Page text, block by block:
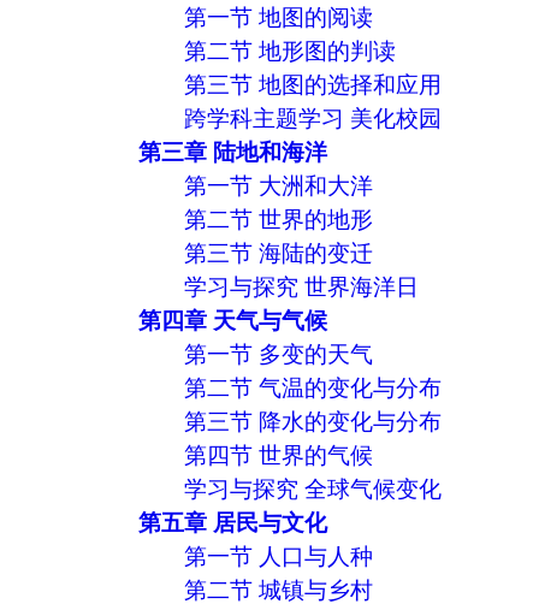
第一节 地图的阅读
第二节 地形图的判读
第三节 地图的选择和应用
跨学科主题学习 美化校园
第三章 陆地和海洋
第一节 大洲和大洋
第二节 世界的地形
第三节 海陆的变迁
学习与探究 世界海洋日
第四章 天气与气候
第一节 多变的天气
第二节 气温的变化与分布
第三节 降水的变化与分布
第四节 世界的气候
学习与探究 全球气候变化
第五章 居民与文化
第一节 人口与人种
第二节 城镇与乡村